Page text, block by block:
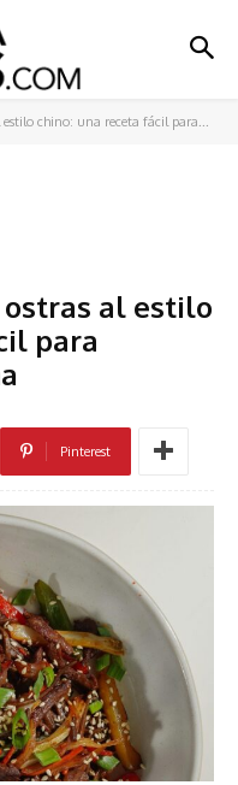
estilo chino: una receta fácil para...
ostras al estilo
para
Pinterest